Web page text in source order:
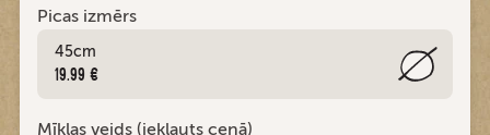
Picas izmērs
45cm
19.99 €
Mīklas veids (iekļauts cenā)